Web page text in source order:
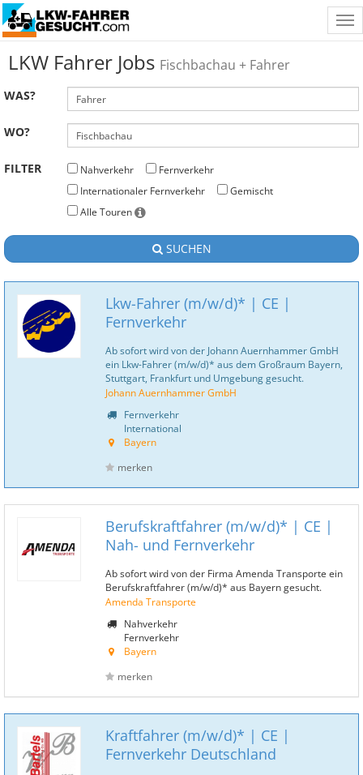
LKW Fahrer Jobs Fischbachau + Fahrer
WAS?
WO?
FILTER Nahverkehr
Fernverkehr
Internationaler Fernverkehr
Gemischt
Alle Touren
SUCHEN
Lkw-Fahrer (m/w/d)* | CE |
Fernverkehr
Ab sofort wird von der Johann Auernhammer GmbH
ein Lkw-Fahrer (m/w/d)* aus dem Großraum Bayern,
Stuttgart, Frankfurt und Umgebung gesucht.
Johann Auernhammer GmbH
Fernverkehr
International
Bayern
merken
Berufskraftfahrer (m/w/d)* | CE |
Nah- und Fernverkehr
Ab sofort wird von der Firma Amenda Transporte ein
Berufskraftfahrer (m/w/d)* aus Bayern gesucht.
Amenda Transporte
Nahverkehr
Fernverkehr
Bayern
merken
Kraftfahrer (m/w/d)* | CE |
Fernverkehr Deutschland